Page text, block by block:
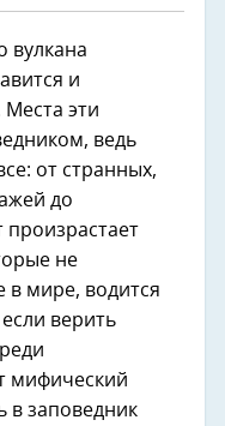
вулкана
и
эти
ведь
от странных,
до
произрастает
не
в мире, водится
верить
мифический
в заповедник